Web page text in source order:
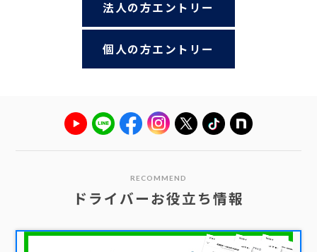
法人の方エントリー
個人の方エントリー
RECOMMEND
ドライバーお役立ち情報